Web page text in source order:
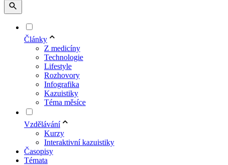
Články
Z medicíny
Technologie
Lifestyle
Rozhovory
Infografika
Kazuistiky
Téma měsíce
Vzdělávání
Kurzy
Interaktivní kazuistiky
Časopisy
Témata